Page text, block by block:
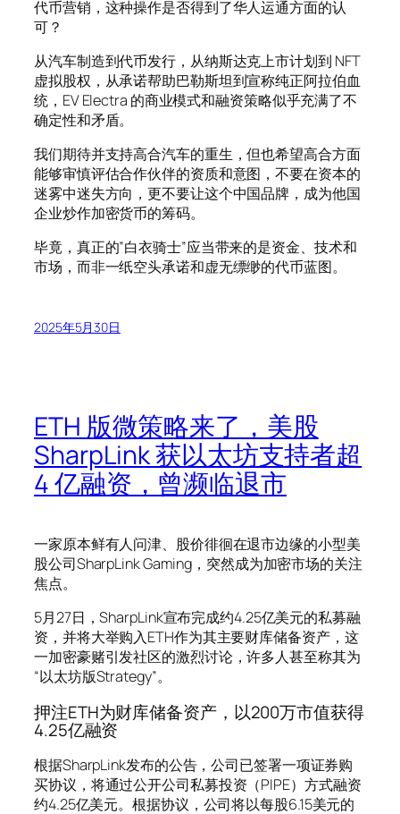
代币营销，这种操作是否得到了华人运通方面的认
可？
从汽车制造到代币发行，从纳斯达克上市计划到 NFT
虚拟股权，从承诺帮助巴勒斯坦到宣称纯正阿拉伯血
统，EV Electra 的商业模式和融资策略似乎充满了不
确定性和矛盾。
我们期待并支持高合汽车的重生，但也希望高合方面
能够审慎评估合作伙伴的资质和意图，不要在资本的
迷雾中迷失方向，更不要让这个中国品牌，成为他国
企业炒作加密货币的筹码。
毕竟，真正的”白衣骑士”应当带来的是资金、技术和
市场，而非一纸空头承诺和虚无缥缈的代币蓝图。
2025年5月30日
ETH 版微策略来了，美股
SharpLink 获以太坊支持者超
4 亿融资，曾濒临退市
一家原本鲜有人问津、股价徘徊在退市边缘的小型美
股公司SharpLink Gaming，突然成为加密市场的关注
焦点。
5月27日，SharpLink宣布完成约4.25亿美元的私募融
资，并将大举购入ETH作为其主要财库储备资产，这
一加密豪赌引发社区的激烈讨论，许多人甚至称其为
“以太坊版Strategy”。
押注ETH为财库储备资产，以200万市值获得
4.25亿融资
根据SharpLink发布的公告，公司已签署一项证券购
买协议，将通过公开公司私募投资（PIPE）方式融资
约4.25亿美元。根据协议，公司将以每股6.15美元的